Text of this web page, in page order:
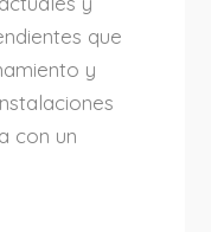
que
y
con un